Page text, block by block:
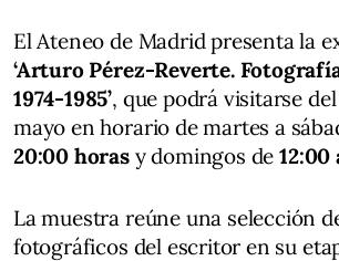
El Ateneo de Madrid presenta la
‘Arturo Pérez-Reverte.
1974-1985’, que podrá visitarse del
mayo en horario de martes a
20:00 horasy domingos de12:00
La muestra reúne una selección
fotográficos del escritor en su